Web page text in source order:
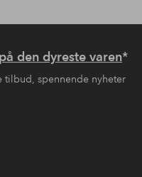
den dyreste varen*
tilbud, spennende nyheter